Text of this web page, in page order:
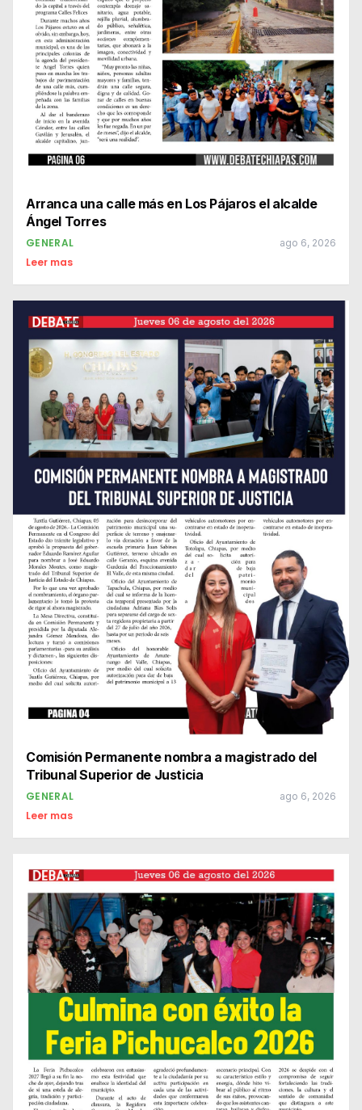
Arranca una calle más en Los Pájaros el alcalde
Ángel Torres
GENERAL ago 6, 2026
Leer mas
Comisión Permanente nombra a magistrado del
Tribunal Superior de Justicia
GENERAL ago 6, 2026
Leer mas